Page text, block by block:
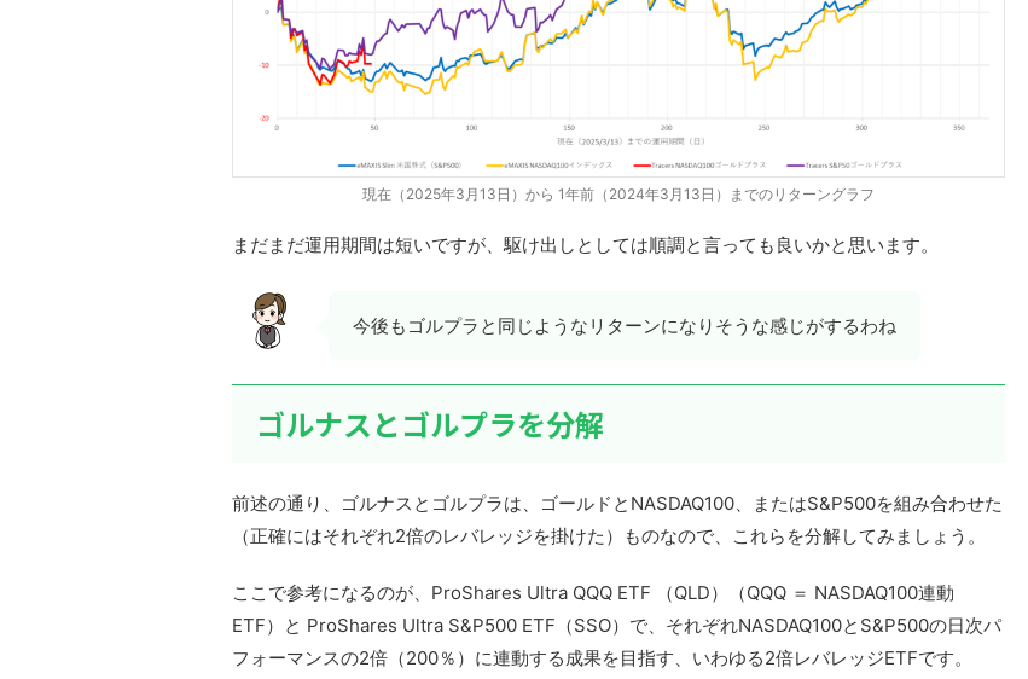
現在（2025年3月13日）から 1年前（2024年3月13日）までのリターングラフ
まだまだ運用期間は短いですが、駆け出しとしては順調と言っても良いかと思います。
今後もゴルプラと同じようなリターンになりそうな感じがするわね
ゴルナスとゴルプラを分解
前述の通り、ゴルナスとゴルプラは、ゴールドとNASDAQ100、またはS&P500を組み合わせた
（正確にはそれぞれ2倍のレバレッジを掛けた）ものなので、これらを分解してみましょう。
ここで参考になるのが、ProShares Ultra QQQ ETF （QLD）（QQQ ＝ NASDAQ100連動
ETF）と ProShares Ultra S&P500 ETF（SSO）で、それぞれNASDAQ100とS&P500の日次パ
フォーマンスの2倍（200％）に連動する成果を目指す、いわゆる2倍レバレッジETFです。